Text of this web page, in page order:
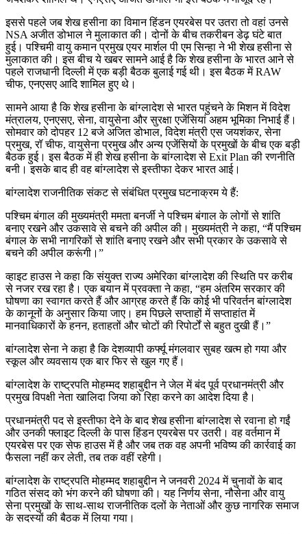
इससे पहले जब शेख हसीना का विमान हिंडन एयरबेस पर उतरा तो वहां उनसे
NSA अजीत डोभाल ने मुलाकात की। दोनों के बीच तकरीबन डेढ़ घंटे बात
हुई। पश्चिमी वायु कमान प्रमुख एयर मार्शल पी एम सिन्हा ने भी शेख हसीना से
मुलाकात की। इस बीच ये खबर सामने आई है कि शेख हसीना के भारत आने से
पहले राजधानी दिल्ली में एक बड़ी बैठक बुलाई गई थी। इस बैठक में RAW
चीफ, एनएसए आदि शामिल हुए थे।
सामने आया है कि शेख हसीना के बांग्लादेश से भारत पहुंचने के मिशन में विदेश
मंत्रालय, एनएसए, सेना, वायुसेना और सुरक्षा एजेंसियां ​​अहम भूमिका निभाई हैं।
सोमवार को दोपहर 12 बजे अजित डोभाल, विदेश मंत्री एस जयशंकर, सेना
प्रमुख, रॉ चीफ, वायुसेना प्रमुख और अन्य एजेंसियों के प्रमुखों के बीच एक बड़ी
बैठक हुई। इस बैठक में ही शेख हसीना के बांग्लादेश से Exit Plan की रणनीति
बनी। इसके बाद ही वह बांग्लादेश से इस्तीफा देकर भारत आई।
बांग्लादेश राजनीतिक संकट से संबंधित प्रमुख घटनाक्रम ये हैं:
पश्चिम बंगाल की मुख्यमंत्री ममता बनर्जी ने पश्चिम बंगाल के लोगों से शांति
बनाए रखने और उकसावे से बचने की अपील की। मुख्यमंत्री ने कहा, “मैं पश्चिम
बंगाल के सभी नागरिकों से शांति बनाए रखने और सभी प्रकार के उकसावे से
बचने की अपील करूंगी।”
व्हाइट हाउस ने कहा कि संयुक्त राज्य अमेरिका बांग्लादेश की स्थिति पर करीब
से नजर रख रहा है। एक बयान में प्रवक्ता ने कहा, “हम अंतरिम सरकार की
घोषणा का स्वागत करते हैं और आग्रह करते हैं कि कोई भी परिवर्तन बांग्लादेश
के कानूनों के अनुसार किया जाए। हम पिछले सप्ताहों में सप्ताहांत में
मानवाधिकारों के हनन, हताहतों और चोटों की रिपोर्टों से बहुत दुखी हैं।”
बांग्लादेश सेना ने कहा है कि देशव्यापी कर्फ्यू मंगलवार सुबह खत्म हो गया और
स्कूल और व्यवसाय एक बार फिर से खुल गए हैं।
बांग्लादेश के राष्ट्रपति मोहम्मद शहाबुद्दीन ने जेल में बंद पूर्व प्रधानमंत्री और
प्रमुख विपक्षी नेता खालिदा जिया को रिहा करने का आदेश दिया है।
प्रधानमंत्री पद से इस्तीफा देने के बाद शेख हसीना बांग्लादेश से रवाना हो गईं
और उनकी फ्लाइट दिल्ली के पास हिंडन एयरबेस पर उतरी। वह वर्तमान में
एयरबेस पर एक सेफ हाउस में है और जब तक वह अपनी भविष्य की कार्रवाई का
फैसला नहीं कर लेती, तब तक वहीं रहेगी।
बांग्लादेश के राष्ट्रपति मोहम्मद शहाबुद्दीन ने जनवरी 2024 में चुनावों के बाद
गठित संसद को भंग करने की घोषणा की। यह निर्णय सेना, नौसेना और वायु
सेना प्रमुखों के साथ-साथ राजनीतिक दलों के नेताओं और कुछ नागरिक समाज
के सदस्यों की बैठक में लिया गया।